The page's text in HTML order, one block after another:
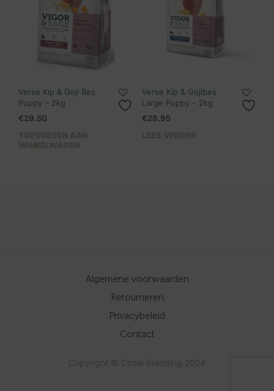
Verse Kip & Goji Bes
Puppy – 2kg
€29.50
TOEVOEGEN AAN
WINKELWAGEN
Verse Kip & Gojibes
Large Puppy – 2kg
€28.95
LEES VERDER
Algemene voorwaarden
Retourneren
Privacybeleid
Contact